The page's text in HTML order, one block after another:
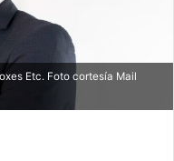
Etc. Foto cortesía Mail